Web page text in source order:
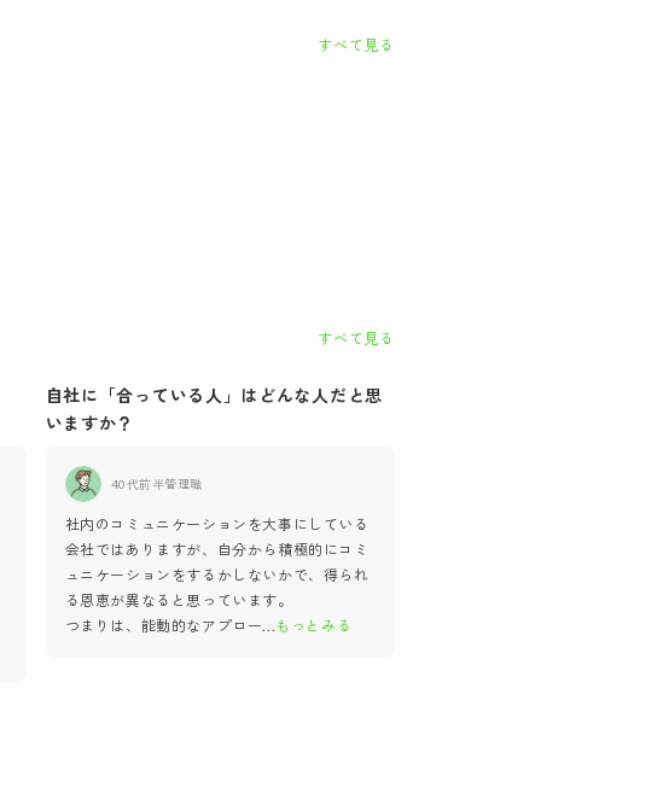
すべて見る
すべて見る
自社に「合っている人」はどんな人だと思
いますか？
40代前半管理職
社内のコミュニケーションを大事にしている
会社ではありますが、自分から積極的にコミ
ュニケーションをするかしないかで、得られ
る恩恵が異なると思っています。
つまりは、能動的なアプロー...もっとみる